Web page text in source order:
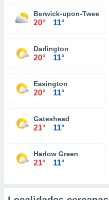
Berwick-upon-Tweed
20° 11°
Darlington
20° 11°
Easington
20° 11°
Gateshead
21° 11°
Harlow Green
21° 11°